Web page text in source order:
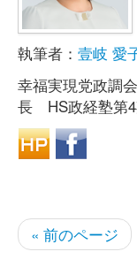
執筆者： 壹岐 愛
幸福実現党政調
長 HS政経塾第4
« 前のページ